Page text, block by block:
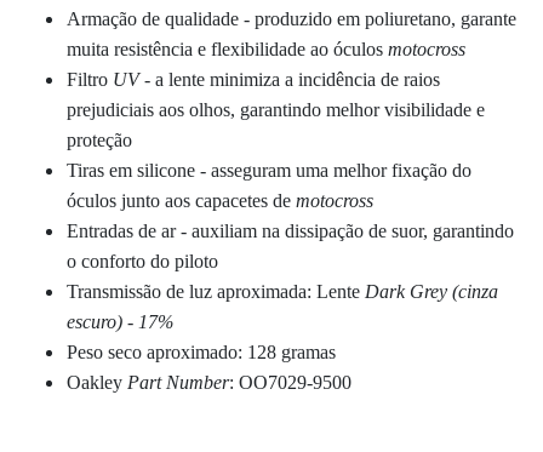
Armação de qualidade - produzido em poliuretano, garante
muita resistência e flexibilidade ao óculos motocross
Filtro UV- a lente minimiza a incidência de raios
prejudiciais aos olhos, garantindo melhor visibilidade e
proteção
Tiras em silicone - asseguram uma melhor fixação do
óculos junto aos capacetes de motocross
Entradas de ar - auxiliam na dissipação de suor, garantindo
o conforto do piloto
Transmissão de luz aproximada: Lente Dark Grey (cinza
escuro) - 17%
Peso seco aproximado: 128 gramas
Oakley Part Number: OO7029-9500